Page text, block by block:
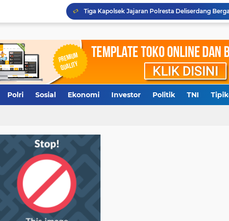
Tidak Diberi Pinjam Rp50 Juta, RRF Bunuh
Terkuak, Rumah Dinas Wakil Bupati Delisedang
Antisipasi Antrean Panjang, Polresta
Tersangka LS Ajukan Prapid, Korban Minta
Polri Sosial Ekonomi Investor Politik TNI